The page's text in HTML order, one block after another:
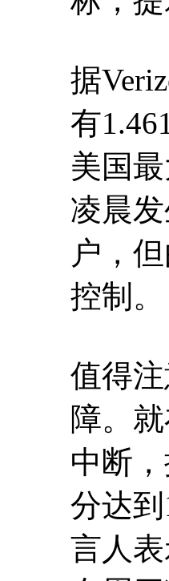
据
有
美国
凌晨
户，
控制。
值得
障。
中断
分达
言人